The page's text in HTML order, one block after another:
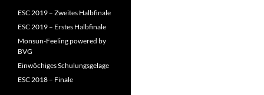
ESC 2019 – Zweites Halbfinale
ESC 2019 – Erstes Halbfinale
Monsun-Feeling powered by
BVG
Einwöchiges Schulungsgelage
ESC 2018 – Finale